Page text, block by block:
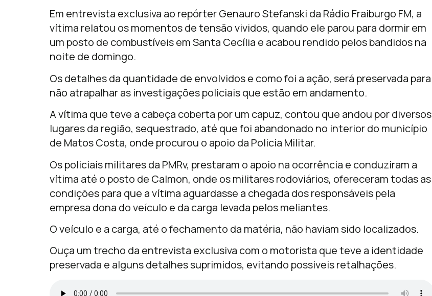
Em entrevista exclusiva ao repórter Genauro Stefanski da Rádio Fraiburgo FM, a
vítima relatou os momentos de tensão vividos, quando ele parou para dormir em
um posto de combustíveis em Santa Cecília e acabou rendido pelos bandidos na
noite de domingo.
Os detalhes da quantidade de envolvidos e como foi a ação, será preservada para
não atrapalhar as investigações policiais que estão em andamento.
A vítima que teve a cabeça coberta por um capuz, contou que andou por diversos
lugares da região, sequestrado, até que foi abandonado no interior do município
de Matos Costa, onde procurou o apoio da Policia Militar.
Os policiais militares da PMRv, prestaram o apoio na ocorrência e conduziram a
vítima até o posto de Calmon, onde os militares rodoviários, ofereceram todas as
condições para que a vítima aguardasse a chegada dos responsáveis pela
empresa dona do veículo e da carga levada pelos meliantes.
O veículo e a carga, até o fechamento da matéria, não haviam sido localizados.
Ouça um trecho da entrevista exclusiva com o motorista que teve a identidade
preservada e alguns detalhes suprimidos, evitando possíveis retalhações.